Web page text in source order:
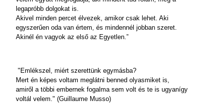
legapróbb dolgokat is.
Akivel minden percet élvezek, amikor csak lehet. Aki
egyszerűen oda van értem, és mindennél jobban szeret.
Akinél én vagyok az első az Egyetlen.”
"Emlékszel, miért szerettünk egymásba?
Mert én képes voltam meglátni benned olyasmiket is,
amiről a többi embernek fogalma sem volt és te is ugyanígy
voltál velem." (Guillaume Musso)